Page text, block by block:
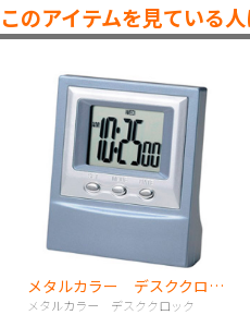
このアイテムを見ている
メタルカラー デスククロック
メタルカラー デスククロック